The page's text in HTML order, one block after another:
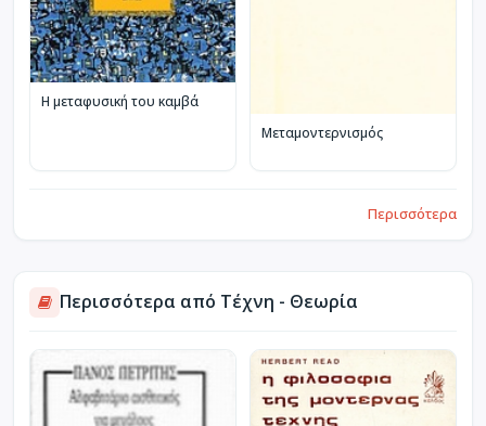
Η μεταφυσική του καμβά
Μεταμοντερνισμός
Περισσότερα
Περισσότερα από Τέχνη - Θεωρία